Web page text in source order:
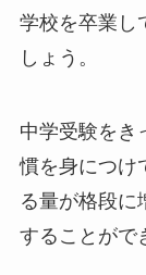
学校を卒業し
しょう。
中学受験をき
慣を身につけ
る量が格段に
することがで